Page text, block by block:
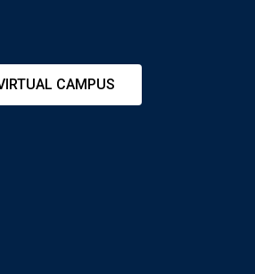
CAMPUS